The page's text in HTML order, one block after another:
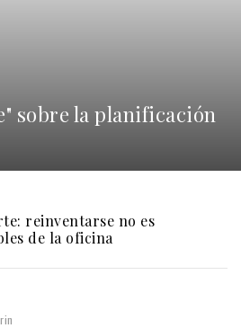
sobre la planificación
reinventarse no es
de la oficina